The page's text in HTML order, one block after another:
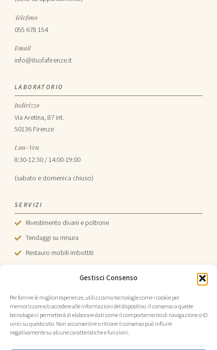
Gestisci Consenso
Per fornire le migliori esperienze, utilizziamo tecnologie come i cookie per
memorizzare e/o accedere alle informazioni del dispositivo. Il consenso a queste
tecnologie ci permetterà di elaborare dati come il comportamento di navigazione o ID
unici su questo sito. Non acconsentire o ritirare il consenso può influire
negativamente su alcune caratteristiche e funzioni.
Telefono
055 678 154
Email
info@ilsofafirenze.it
LABORATORIO
Indirizzo
Via Aretina, 87 int.
50136 Firenze
Lun-Ven
8:30-12:30 / 14:00-19:00
(sabato e domenica chiuso)
SERVIZI
Rivestimento divani e poltrone
Tendaggi su misura
Restauro mobili imbottiti